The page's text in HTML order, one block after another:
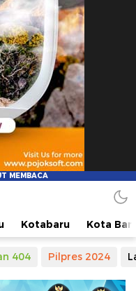
Kotabaru Kota
404 Pilpres 2024